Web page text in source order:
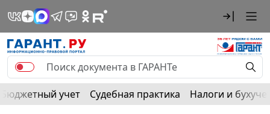
Бюджетный учет Судебная практика Налоги и